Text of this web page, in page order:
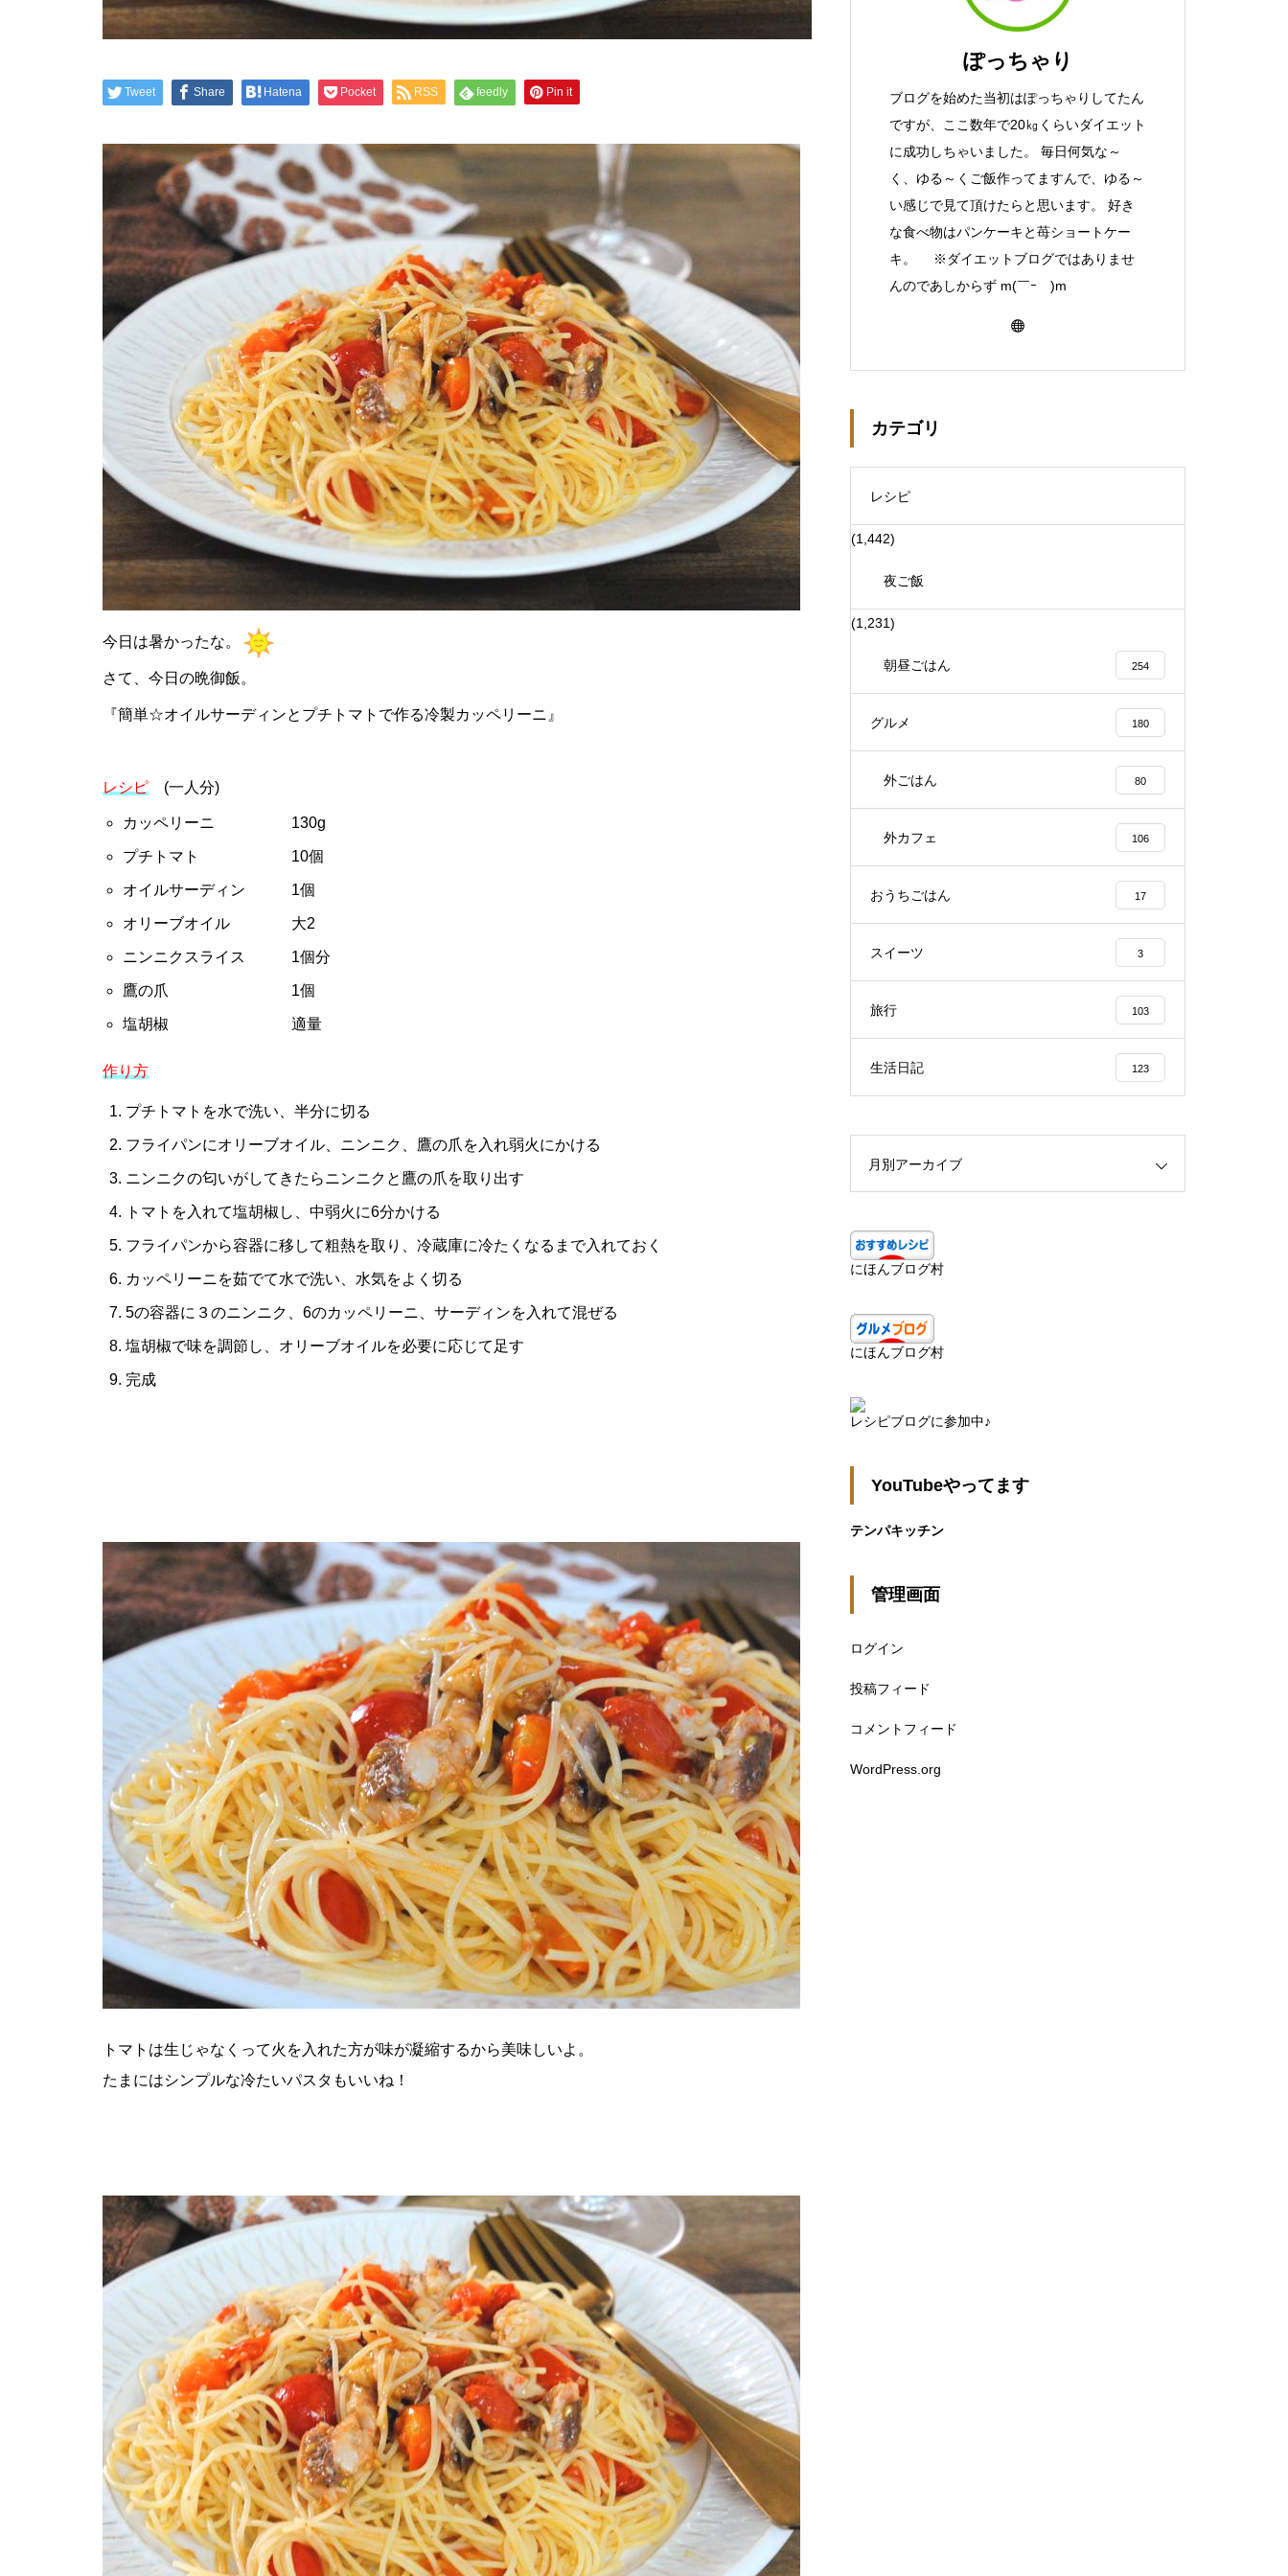
Tweet Share Hatena Pocket RSS feedly Pin it
今日は暑かったな。
さて、今日の晩御飯。
『簡単☆オイルサーディンとプチトマトで作る冷製カッペリーニ』
レシピ (一人分)
カッペリーニ 130g
プチトマト 10個
オイルサーディン 1個
オリーブオイル 大2
ニンニクスライス 1個分
鷹の爪 1個
塩胡椒 適量
作り方
プチトマトを水で洗い、半分に切る
フライパンにオリーブオイル、ニンニク、鷹の爪を入れ弱火にかける
ニンニクの匂いがしてきたらニンニクと鷹の爪を取り出す
トマトを入れて塩胡椒し、中弱火に6分かける
フライパンから容器に移して粗熱を取り、冷蔵庫に冷たくなるまで入れておく
カッペリーニを茹でて水で洗い、水気をよく切る
5の容器に３のニンニク、6のカッペリーニ、サーディンを入れて混ぜる
塩胡椒で味を調節し、オリーブオイルを必要に応じて足す
完成
トマトは生じゃなくって火を入れた方が味が凝縮するから美味しいよ。
たまにはシンプルな冷たいパスタもいいね！
ぽっちゃり
ブログを始めた当初はぽっちゃりしてたん
ですが、ここ数年で20㎏くらいダイエット
に成功しちゃいました。 毎日何気な～
く、ゆる～くご飯作ってますんで、ゆる～
い感じで見て頂けたらと思います。 好き
な食べ物はパンケーキと苺ショートケー
キ。 ※ダイエットブログではありませ
んのであしからず m(￣ｰ￣)m
カテゴリ
レシピ
(1,442)
夜ご飯
(1,231)
朝昼ごはん 254
グルメ 180
外ごはん 80
外カフェ 106
おうちごはん 17
スイーツ 3
旅行 103
生活日記 123
月別アーカイブ
にほんブログ村
にほんブログ村
レシピブログに参加中♪
YouTubeやってます
テンパキッチン
管理画面
ログイン
投稿フィード
コメントフィード
WordPress.org